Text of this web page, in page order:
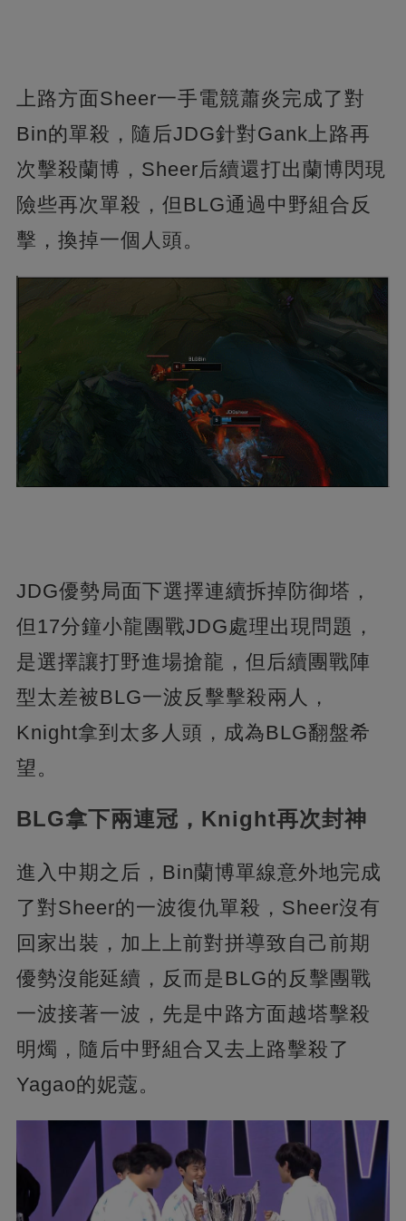
上路方面Sheer一手電競蕭炎完成了對
Bin的單殺，隨后JDG針對Gank上路再
次擊殺蘭博，Sheer后續還打出蘭博閃現
險些再次單殺，但BLG通過中野組合反
擊，換掉一個人頭。
JDG優勢局面下選擇連續拆掉防御塔，
但17分鐘小龍團戰JDG處理出現問題，
是選擇讓打野進場搶龍，但后續團戰陣
型太差被BLG一波反擊擊殺兩人，
Knight拿到太多人頭，成為BLG翻盤希
望。
BLG拿下兩連冠，Knight再次封神
進入中期之后，Bin蘭博單線意外地完成
了對Sheer的一波復仇單殺，Sheer沒有
回家出裝，加上上前對拼導致自己前期
優勢沒能延續，反而是BLG的反擊團戰
一波接著一波，先是中路方面越塔擊殺
明燭，隨后中野組合又去上路擊殺了
Yagao的妮蔻。